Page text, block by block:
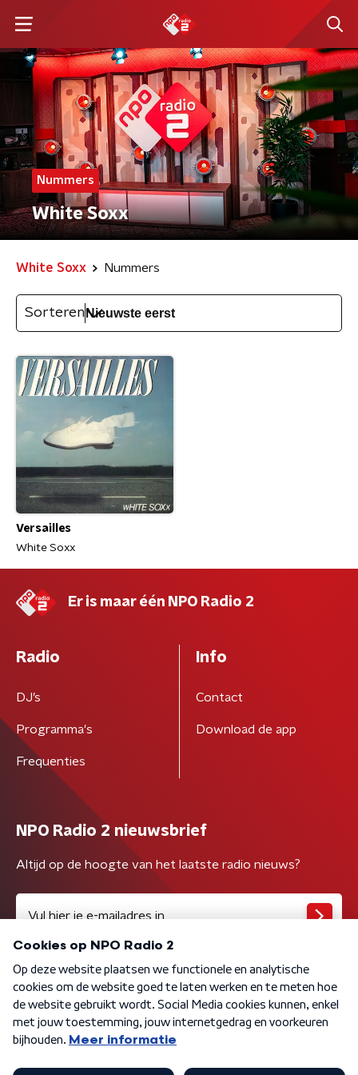
Nummers
White Soxx
White Soxx Nummers
Sorteren
Versailles
White Soxx
Er is maar één NPO Radio 2
Radio
DJ’s
Programma's
Frequenties
Info
Contact
Download de app
NPO Radio 2 nieuwsbrief
Altijd op de hoogte van het laatste radio nieuws?
Algemene voorwaarden